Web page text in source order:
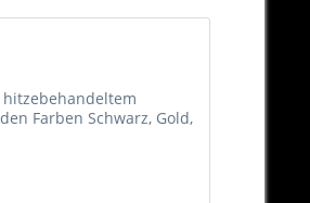
hitzebehandeltem
Farben Schwarz, Gold,